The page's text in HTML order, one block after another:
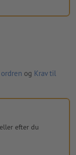
og Krav til
efter du